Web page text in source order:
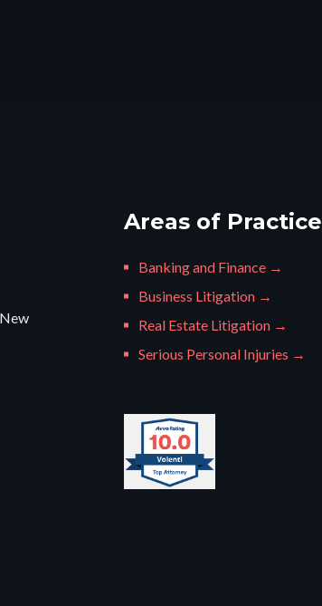
Areas of Practice
Banking and Finance →
Business Litigation →
Real Estate Litigation →
Serious Personal Injuries →